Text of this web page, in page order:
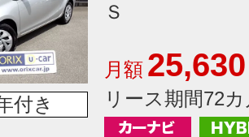
付き
Ｓ
月額 25,630
リース期間72